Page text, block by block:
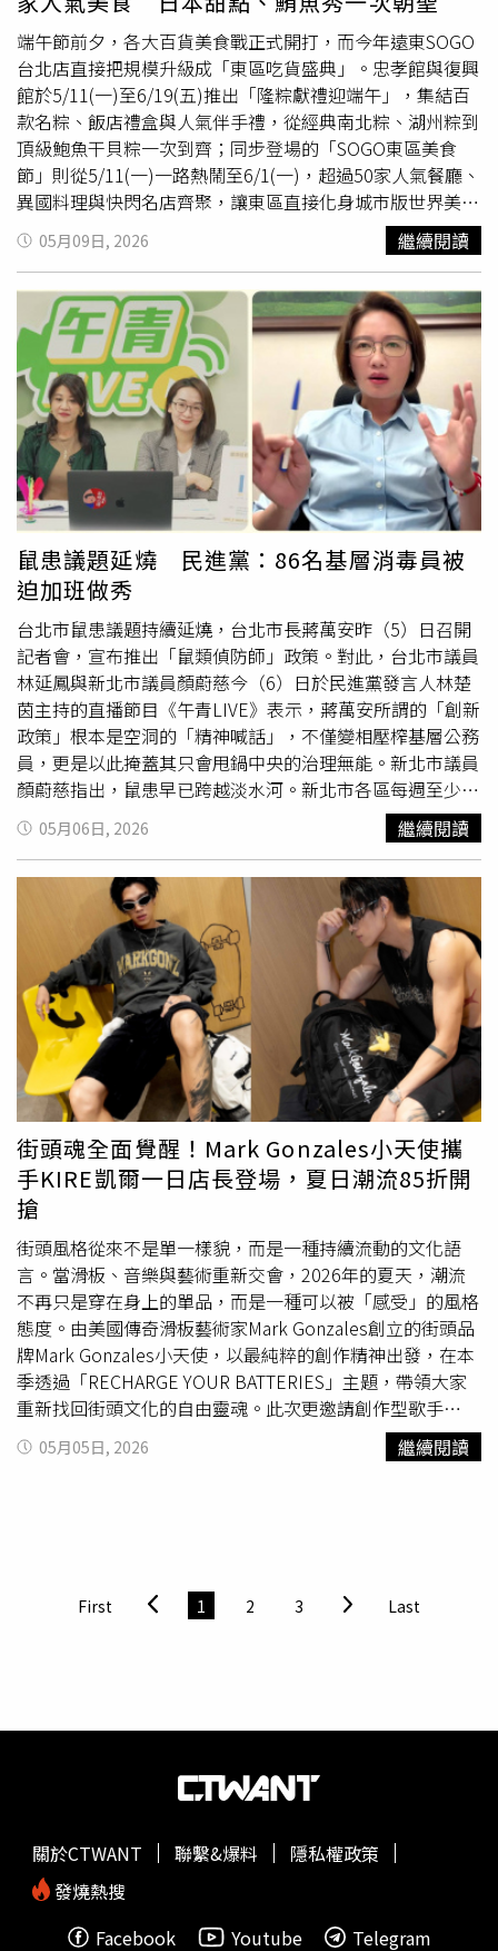
是漫步在地中海海岸旁的無花果園，氣味清新卻不甜膩，很
有夏日鬆弛感。KORRES 白色無花果淡香水＆清晨告白淡香
水滾珠2入組10ml×2 / 990元。（圖／品牌提供）STAND
OIL台中新光三越快閃店中台灣則吹起韓系「不費力時髦」
風潮。由韓國現代百貨與新光三越聯手打造的「THE
HYUNDAI X SKM POP-UP STORE」正式進駐台中新光三越
中港店，而率先登場的話題品牌，就是近年在韓國與亞洲爆
紅的STAND OIL。（圖／品牌提供）這次快閃店最大亮點，
莫過於《單身即地獄5》高人氣女神金高恩首度來台現身。
她以一身甜美造型搭配品牌本季主打「Breezy Bag Mini微
風包」登場，霧白色包款搭配星扣皮革鑰匙圈，完美演繹
STAND OIL強調的「不費力時髦感」。圖說：STAND OIL
Breezy Bag Mini微風包為本季韓國話題度極高的人氣包
款。（圖／品牌提供）本次快閃店完整呈現品牌2026
系列「SO BREEZY」，以空氣感、輕盈感與自然輪廓為核
心，將首爾女生最流行的極簡穿搭氛圍原汁原味搬進台中。
除了金高恩同款「Breezy Bag Mini微風包」，這次還集結
多款曾在韓國與海外一度斷貨的人氣包款，包括結構感鮮明
的「Lene Bag蕾奈釦帶托特包」、半月輪廓設計的「Tovi
Bag托比包」，以及人氣回歸的「Mio Bucket Bag米歐水桶
包」，全部限量登場。除此之外，品牌也首度公開全新休閒
鞋履系列，把舒適機能與韓系簡約美學結合，延續今年很流
行的「輕運動感時髦風格」。STAND OIL 首度公開全新休
閒鞋履系列，把舒適機能與韓系簡約美學結合，延續今年很
流行的「輕運動感時髦風格」。。（圖／品牌提供)LA
PLAGE LONGCHAMP瓏驤海灘俱樂部而南台灣則由
Longchamp把墾丁變成法式海岸俱樂部。延續今年夏天於
小灣沙灘展開的「LA PLAGE LONGCHAMP瓏驤海灘俱樂
部」，品牌更將海濱度假靈感延伸至墾丁凱撒大飯店，打造
期間限定夏日快閃店。（圖／品牌提供）整體空間以
「Catch the Parisian Wave」為主題，從衝浪文化、巴黎海
岸生活到夏日色彩，描繪巴黎女子在城市與海岸間自由切換
的生活風格。本季同樣話題度極高的「Re-play包款系
列」，則融合永續概念與法式時髦感，採用雙色拼接帆布與
撞色背帶設計，共推出九種不同配色，大容量與耐用材質也
讓它成為近期很受歡迎的渡假系包款。Longchamp Re-play
包款系列以雙色拼接帆布打造夏日法式海岸風格。（圖／品
牌提供）此外，於快閃店購買Le Pliage Filet漁網包，還能
獲得限定海洋生物包釦組，把墾丁海洋元素變成穿搭細節，
也讓整體夏日感更加完整。購買Longchamp Le Pliage Filet
漁網包可獲贈限定海洋生物包釦組。（圖／品牌提供）快閃
店設置明信片站，可以先蓋上喜歡的印章和寫下對愛人或朋
友的悄悄話，然後投入信箱幫你寄出！（圖／品牌提供）快
閃店設置明信片站，可以先蓋上喜歡的印章和寫下對愛人或
朋友的悄悄話，然後投入信箱幫你寄出！（圖／黃筱婷攝）
端午節前夕，各大百貨美食戰正式開打，而今年遠東SOGO
台北店直接把規模升級成「東區吃貨盛典」。忠孝館與復興
館於5/11(一)至6/19(五)推出「隆粽獻禮迎端午」，集結百
款名粽、飯店禮盒與人氣伴手禮，從經典南北粽、湖州粽到
頂級鮑魚干貝粽一次到齊；同步登場的「SOGO東區美食
節」則從5/11(一)一路熱鬧至6/1(一)，超過50家人氣餐廳、
異國料理與快閃名店齊聚，讓東區直接化身城市版世界美食
地圖。今年SOGO端午檔期最大亮點之一，就是從傳統台味
一路延伸到頂級海陸系粽款，無論是送禮、聚餐還是自己囤
貨都能一次買齊。其中人氣老字號「億長御坊」推出東坡福
菜粽，以招牌東坡肉搭配鹹香福菜，濃厚醬香與糯米融合後
層次感十足，也是許多老饕每年固定回購的經典口味。億長
御坊 東坡福菜粽6入 / 420元。（圖／品牌提供）首次進駐
忠孝館Fresh Mart的「蔣府宴」也成為今年話題新秀，主打
文豪蘇軾粽，以多種漢方藥材熬煮滷汁，再加入慢燉豬五花
與醬炒栗子，整體風味偏向細膩濃郁的蘇杭系路線，和一般
傳統肉粽相比更有層次感。蔣府宴 文豪蘇軾粽3入 / 449
元。（圖／業者提供）SOGO忠孝館錦霞樓 蟹肉干貝粽禮盒
3入 售價619元 (預購至6月10日)（圖／業者提供）而明星指
定彌月油飯品牌「冊子」，這次則帶來超有話題性的海陸三
味粽禮盒，一次吃得到栗香肉粽、頂級干貝粽與麻油雞腿
粽，特別適合喜歡一次嚐鮮多種口味的人。（左）冊子 海
陸三味粽6顆 / 原價730元、特價694元。（右）復興館
GREEN&SAFE山海珍寶粽禮盒(共2包4入) 原價1160元 特價
1045元。（圖／業者提供）除了粽子之外，今年端午送禮
市場也吹起精品甜點風潮。像是Pâtisserie Francis旋轉木馬
點心坊推出端午限定木製禮盒，結合鐵盒甜點與收藏感包
裝，精緻度相當高；而麗緻坊則主打經典組合禮盒，預購還
加贈限量保冷袋。Pâtisserie Francis旋轉木馬點心坊 夏沐糖
餅鐵盒-端午限定木製禮盒 / 1,880元。（圖／業者提供）麗
緻坊 麗緻經典組合7入 / 1,800元，預購優惠價1,680元。
（圖／業者提供）除了端午名粽大集合，這次同步登場的
「SOGO東區美食節」更是吃貨們不能錯過。活動集結館內
超過50家人氣餐廳，從日韓料理、中華美食到歐陸與南洋風
味一次網羅，還找來多家超人氣快閃名店限時登場。其中最
吸睛的，絕對是鹿港排隊名店「新口味蛋黃酥」快閃忠孝
館，還有來自名古屋的百年蝦煎餅品牌「桂新堂」、日本皇
室御用甜點品牌「神戶風月堂」，以及一天熱賣6萬片的
「島嶼生吐司」，都讓不少甜點控準備直接衝一波。另外復
興館也將迎來日本福岡百年仙貝米菓品牌「吉仙餅」快閃，
對喜歡日本伴手禮的消費者來說根本像在逛日本百貨地下
街。 美食節期間還有不少限定餐點同步推出，像是「阪前
鐵板燒」春夏新菜單《映序之宴》，主打高級鐵板海鮮料
理；「老乾杯」則祭出和牛壽司組合，一次能吃到多種和牛
部位的油脂香氣。阪前鐵板燒 映序之宴 / 1,880元起。（圖
／品牌提供）老乾杯 和牛壽司組合五貫 / 1,580元。（圖／
品牌提供）甜點控則不能錯過「成真咖啡」期間限定舒芙蕾
「青檸熔岩焦香」，酸甜檸香搭配濃郁奶香，夏天吃起來特
別清爽。成真咖啡 舒芙蕾-青檸熔岩焦香 / 380元。（圖／品
牌提供）此外，忠孝館與復興館還將分別於5/16(六)與
5/24(日)舉辦超人氣「中島水產鮪魚切割秀」，現場除了能
近距離欣賞職人現切鮪魚秀，當天還有限量優惠與限定折
扣，對海鮮控來說絕對是今年東區美食節最不能錯過的重點
活動之一。（圖／品牌提供）
05月09日, 2026 繼續閱讀
鼠患議題延燒 民進黨：86名基層消毒員被
迫加班做秀
台北市鼠患議題持續延燒，台北市長蔣萬安昨（5）日召開
記者會，宣布推出「鼠類偵防師」政策。對此，台北市議員
林延鳳與新北市議員顏蔚慈今（6）日於民進黨發言人林楚
茵主持的直播節目《午青LIVE》表示，蔣萬安所謂的「創新
政策」根本是空洞的「精神喊話」，不僅變相壓榨基層公務
員，更是以此掩蓋其只會甩鍋中央的治理無能。新北市議員
顏蔚慈指出，鼠患早已跨越淡水河。新北市各區每週至少接
獲三件陳情，老鼠在光天化日下橫行街頭、絲毫不畏懼人
類，更有市民目擊夜晚有數十隻老鼠在工寮飛竄，看不見的
妥善處理，恐迅速演變為「新北鼠樂園」，嚴重威脅雙北市
民健康。她更質疑，藍營立委王鴻薇及北市研考會主委殷瑋
聲稱鼠患是「南鼠北送」的認知作戰，若國民黨真認為是政
治操作，蔣萬安何必又高調開記者會宣布新政？顯然邏輯自
相矛盾。林延鳳進一步指出，經詢問環保局發現，所謂「鼠
類偵防師」竟是要求現有的86名消毒班人員上課培訓後加班
抓鼠，全台北12區僅86名人力，
春夏季清消勤務早已滿
載，市府竟還加碼要求到府宣導。第一線人員甚至是在看了
記者會後才驚覺自己變成「偵防師」，完全是將基層推向第
一線。林延鳳痛批，蔣萬安口稱捍衛勞權，實則創造空洞名
詞推卸責任。並強調，這場秀今早已被環境部打臉，市府別
再試圖透過甩鍋中央來掩飾市政缺失。
05月06日, 2026 繼續閱讀
街頭魂全面覺醒！Mark Gonzales小天使攜
手KIRE凱爾一日店長登場，夏日潮流85折開
搶
街頭風格從來不是單一樣貌，而是一種持續流動的文化語
言。當滑板、音樂與藝術重新交會，2026年的夏天，潮流
不再只是穿在身上的單品，而是一種可以被「感受」的風格
態度。由美國傳奇滑板藝術家Mark Gonzales創立的街頭品
牌Mark Gonzales小天使，以最純粹的創作精神出發，在本
季透過「RECHARGE YOUR BATTERIES」主題，帶領大家
重新找回街頭文化的自由靈魂。此次更邀請創作型歌手
KIRE凱爾擔任一日店長，透過不插電現場演出與近距離互
動，讓音樂與服裝之間的界線被打破。KIRE凱爾以一貫自
新品最低85折起，讓入手門檻大幅降低。原創塗鴉系列：
把街頭創作直接穿上身延續品牌最核心的創作精神，本季
性感。T恤設計透過正反面圖像配置，增加視覺層次，讓單
調未完成感與自由狀態，正是街頭文化最迷人的地方。（圖
片/品牌提供）迷彩系列：軍裝元素的街頭再進化迷彩從來
更具搭配彈性的時裝語言。Mark Gonzales小天使以品牌標
誌小天使icon融入設計，讓原本硬派的軍裝元素多了一層趣
搭配」的完整性，同時也能自由拆解混搭。輕量面料與俐落
05月05日, 2026 繼續閱讀
First 1 2 3 Last
關於CTWANT 聯繫&爆料
隱私權政策
發燒熱搜
Facebook
Youtube Telegram